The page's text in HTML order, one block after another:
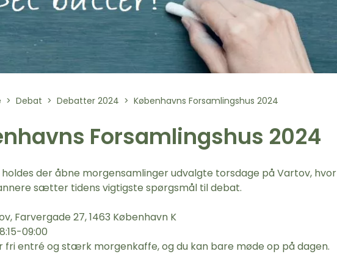
Debat Debatter 2024 Københavns Forsamlingshus 2024
Forsamlingshus 2024
der åbne morgensamlinger udvalgte torsdage på Vartov, hvor
sætter tidens vigtigste spørgsmål til debat.
Farvergade 27, 1463 København K
09:00
fri entré og stærk morgenkaffe, og du kan bare møde op på dagen.